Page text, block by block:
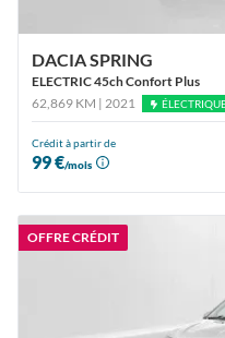
DACIA SPRING
ELECTRIC 45ch Confort Plus
62,869 KM | 2021
Crédit à partir de
99 €/mois
OFFRE CRÉDIT